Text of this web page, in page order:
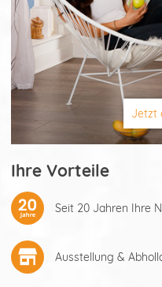
Jetzt
Ihre Vorteile
Seit 20 Jahren Ihre
Ausstellung &